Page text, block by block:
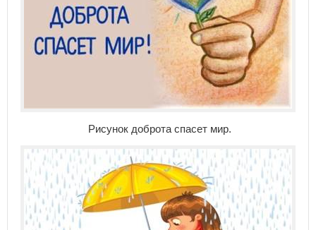
Рисунок доброта спасет мир.